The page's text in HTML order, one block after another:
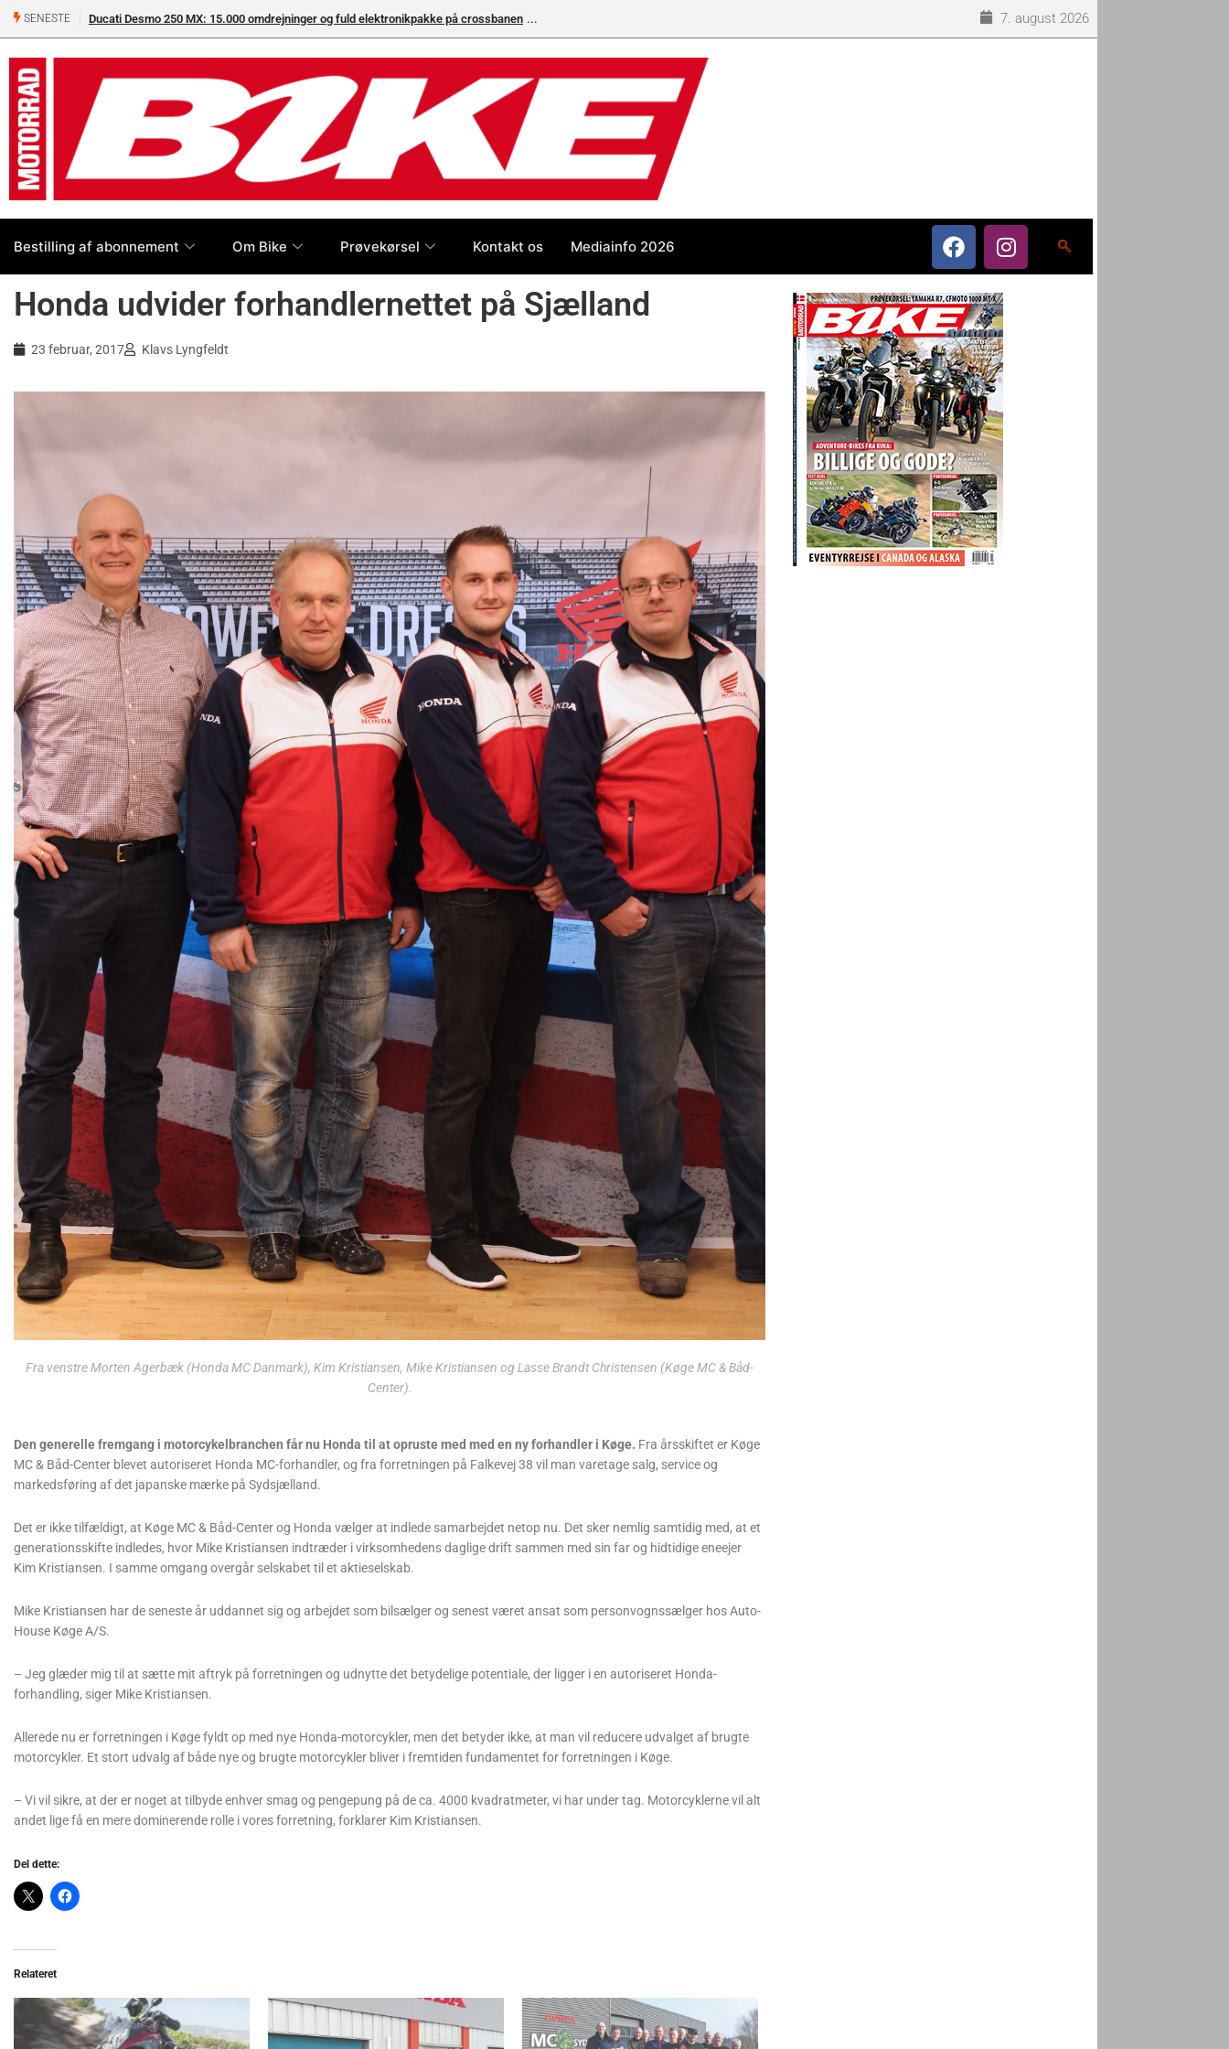
SENESTE
crossbanen Superbike-VM skifter til carbon-bremser med Brembo som eneleverandør 7. august 2026
Bestilling af abonnement Om Bike Prøvekørsel Kontakt os Mediainfo 2026
Honda udvider forhandlernettet på Sjælland
23 februar, 2017 Klavs Lyngfeldt
Fra venstre Morten Agerbæk (Honda MC Danmark), Kim Kristiansen, Mike Kristiansen og Lasse Brandt Christensen (Køge MC & Båd-
Center).
Den generelle fremgang i motorcykelbranchen får nu Honda til at opruste med med en ny forhandler i Køge. Fra årsskiftet er Køge
MC & Båd-Center blevet autoriseret Honda MC-forhandler, og fra forretningen på Falkevej 38 vil man varetage salg, service og
markedsføring af det japanske mærke på Sydsjælland.
Det er ikke tilfældigt, at Køge MC & Båd-Center og Honda vælger at indlede samarbejdet netop nu. Det sker nemlig samtidig med, at et
generationsskifte indledes, hvor Mike Kristiansen indtræder i virksomhedens daglige drift sammen med sin far og hidtidige eneejer
Kim Kristiansen. I samme omgang overgår selskabet til et aktieselskab.
Mike Kristiansen har de seneste år uddannet sig og arbejdet som bilsælger og senest været ansat som personvognssælger hos Auto-
House Køge A/S.
– Jeg glæder mig til at sætte mit aftryk på forretningen og udnytte det betydelige potentiale, der ligger i en autoriseret Honda-
forhandling, siger Mike Kristiansen.
Allerede nu er forretningen i Køge fyldt op med nye Honda-motorcykler, men det betyder ikke, at man vil reducere udvalget af brugte
motorcykler. Et stort udvalg af både nye og brugte motorcykler bliver i fremtiden fundamentet for forretningen i Køge.
– Vi vil sikre, at der er noget at tilbyde enhver smag og pengepung på de ca. 4000 kvadratmeter, vi har under tag. Motorcyklerne vil alt
andet lige få en mere dominerende rolle i vores forretning, forklarer Kim Kristiansen.
Del dette:
Relateret